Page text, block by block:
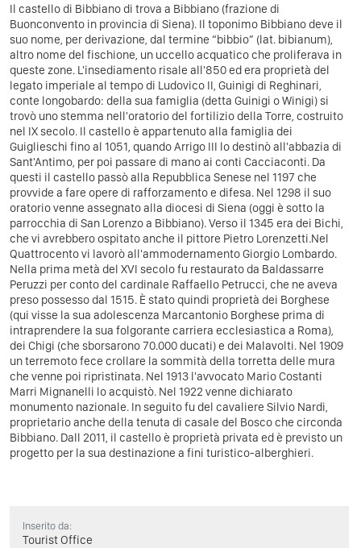
Il castello di Bibbiano di trova a Bibbiano (frazione di
Buonconvento in provincia di Siena). Il toponimo Bibbiano deve il
suo nome, per derivazione, dal termine “bibbio” (lat. bibianum),
altro nome del fischione, un uccello acquatico che proliferava in
queste zone. L'insediamento risale all'850 ed era proprietà del
legato imperiale al tempo di Ludovico II, Guinigi di Reghinari,
conte longobardo: della sua famiglia (detta Guinigi o Winigi) si
trovò uno stemma nell'oratorio del fortilizio della Torre, costruito
nel IX secolo. Il castello è appartenuto alla famiglia dei
Guiglieschi fino al 1051, quando Arrigo III lo destinò all'abbazia di
Sant'Antimo, per poi passare di mano ai conti Cacciaconti. Da
questi il castello passò alla Repubblica Senese nel 1197 che
provvide a fare opere di rafforzamento e difesa. Nel 1298 il suo
oratorio venne assegnato alla diocesi di Siena (oggi è sotto la
parrocchia di San Lorenzo a Bibbiano). Verso il 1345 era dei Bichi,
che vi avrebbero ospitato anche il pittore Pietro Lorenzetti.Nel
Quattrocento vi lavorò all'ammodernamento Giorgio Lombardo.
Nella prima metà del XVI secolo fu restaurato da Baldassarre
Peruzzi per conto del cardinale Raffaello Petrucci, che ne aveva
preso possesso dal 1515. È stato quindi proprietà dei Borghese
(qui visse la sua adolescenza Marcantonio Borghese prima di
intraprendere la sua folgorante carriera ecclesiastica a Roma),
dei Chigi (che sborsarono 70.000 ducati) e dei Malavolti. Nel 1909
un terremoto fece crollare la sommità della torretta delle mura
che venne poi ripristinata. Nel 1913 l'avvocato Mario Costanti
Marri Mignanelli lo acquistò. Nel 1922 venne dichiarato
monumento nazionale. In seguito fu del cavaliere Silvio Nardi,
proprietario anche della tenuta di casale del Bosco che circonda
Bibbiano. Dall 2011, il castello è proprietà privata ed è previsto un
progetto per la sua destinazione a fini turistico-alberghieri.
Inserito da:
Tourist Office